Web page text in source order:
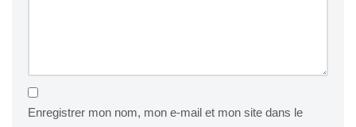
Enregistrer mon nom, mon e-mail et mon site dans le